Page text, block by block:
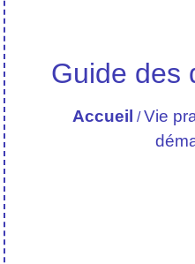
Guide des
Accueil /Vie